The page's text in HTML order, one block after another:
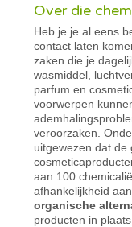
Over die
Heb je je al eens
contact laten
zaken die je
wasmiddel,
parfum en
voorwerpen
veroorzaken.
uitgewezen dat de
aan 100
afhankelijkheid
organische
producten in plaats